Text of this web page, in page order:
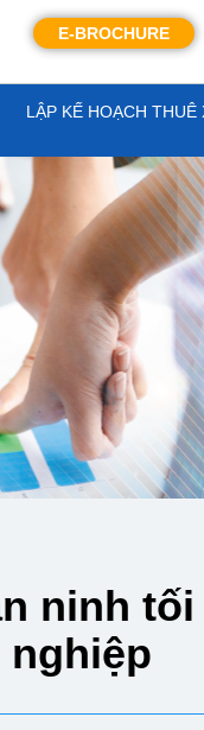
E-BROCHURE
LẬP KẾ HOẠCH THUÊ
ninh
nghiệp